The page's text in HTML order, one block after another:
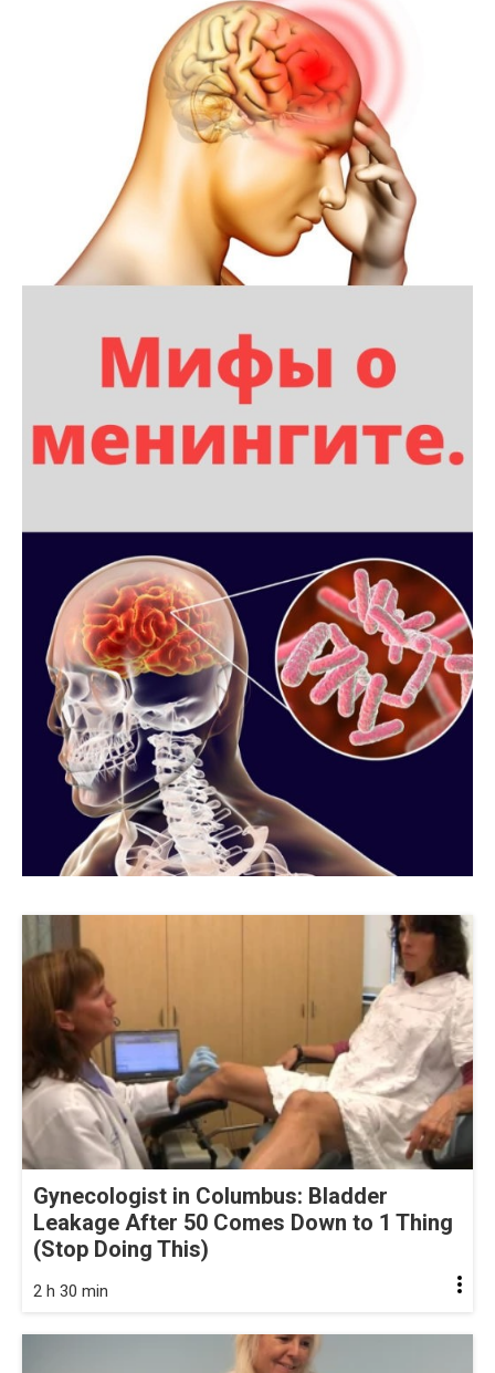
Gynecologist in Columbus: Bladder
Leakage After 50 Comes Down to 1 Thing
(Stop Doing This)
2 h 30 min